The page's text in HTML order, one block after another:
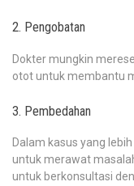
2. Pengobatan
Dokter mungkin
otot untuk membantu
3. Pembedahan
Dalam kasus yang
untuk merawat
untuk berkonsultasi